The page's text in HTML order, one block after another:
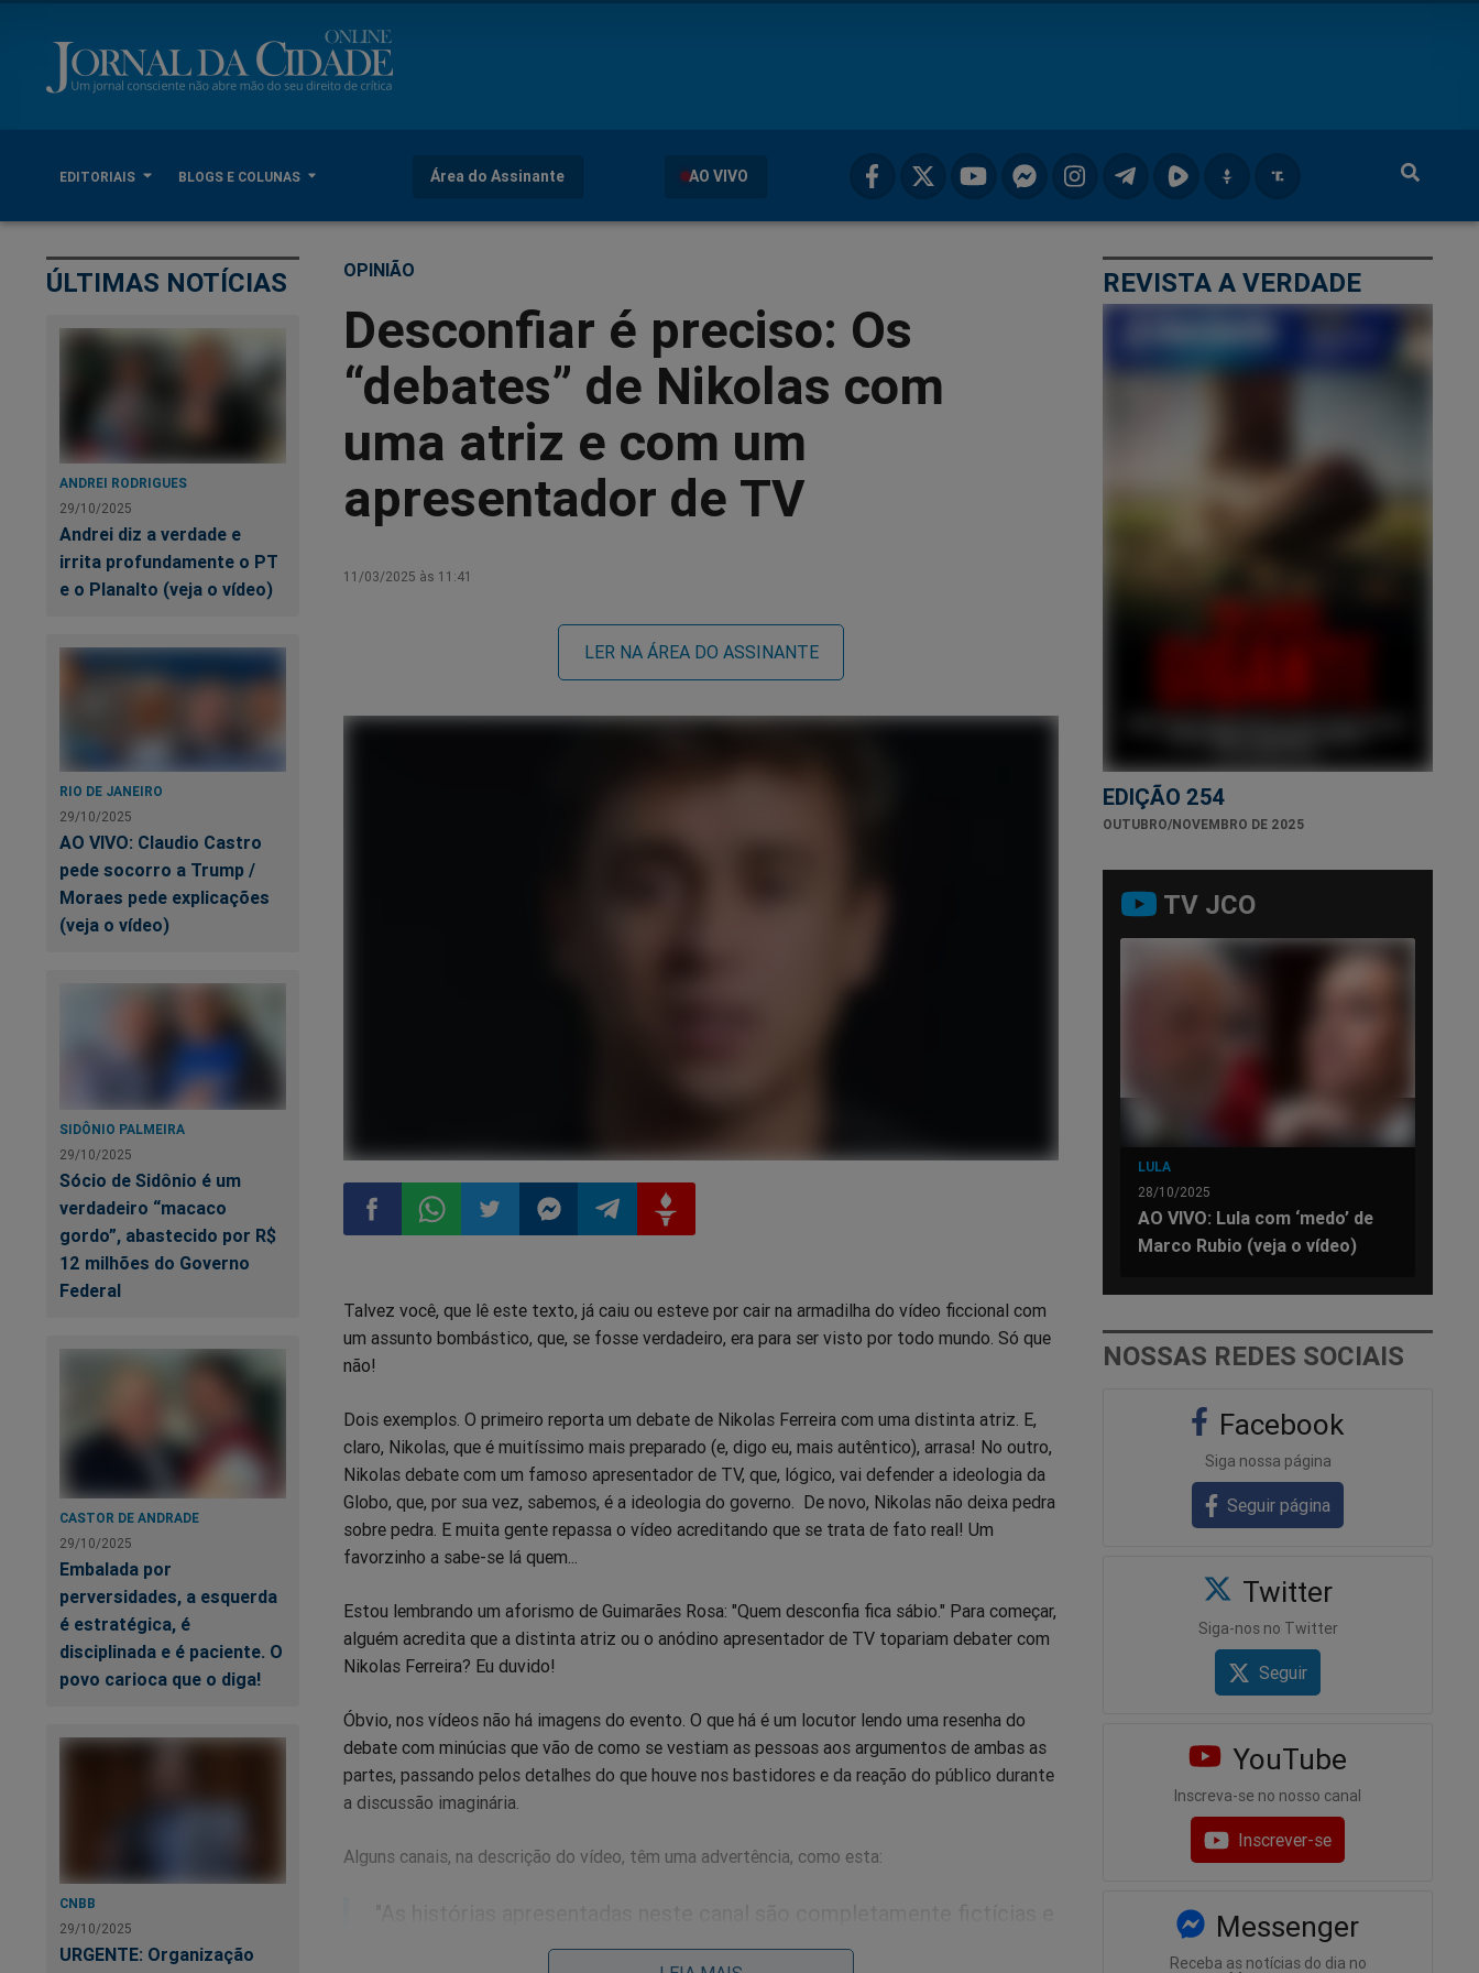
EDITORIAIS BLOGS E COLUNAS Área do Assinante AO VIVO
ÚLTIMAS NOTÍCIAS
ANDREI RODRIGUES
29/10/2025
Andrei diz a verdade e
irrita profundamente o PT
e o Planalto (veja o vídeo)
RIO DE JANEIRO
29/10/2025
AO VIVO: Claudio Castro
pede socorro a Trump /
Moraes pede explicações
(veja o vídeo)
SIDÔNIO PALMEIRA
29/10/2025
Sócio de Sidônio é um
verdadeiro “macaco
gordo”, abastecido por R$
12 milhões do Governo
Federal
CASTOR DE ANDRADE
29/10/2025
Embalada por
perversidades, a esquerda
é estratégica, é
disciplinada e é paciente. O
povo carioca que o diga!
CNBB
29/10/2025
URGENTE: Organização
OPINIÃO
Desconfiar é preciso: Os
“debates” de Nikolas com
uma atriz e com um
apresentador de TV
11/03/2025 às 11:41
LER NA ÁREA DO ASSINANTE
no
Facebook
no
no
no
no
no
Talvez você, que lê este texto, já caiu ou esteve por cair na armadilha do vídeo ficcional com
um assunto bombástico, que, se fosse verdadeiro, era para ser visto por todo mundo. Só que
não!
Dois exemplos. O primeiro reporta um debate de Nikolas Ferreira com uma distinta atriz. E,
claro, Nikolas, que é muitíssimo mais preparado (e, digo eu, mais autêntico), arrasa! No outro,
Nikolas debate com um famoso apresentador de TV, que, lógico, vai defender a ideologia da
Globo, que, por sua vez, sabemos, é a ideologia do governo. De novo, Nikolas não deixa pedra
sobre pedra. E muita gente repassa o vídeo acreditando que se trata de fato real! Um
favorzinho a sabe-se lá quem...
Estou lembrando um aforismo de Guimarães Rosa: "Quem desconfia fica sábio." Para começar,
alguém acredita que a distinta atriz ou o anódino apresentador de TV topariam debater com
Nikolas Ferreira? Eu duvido!
Óbvio, nos vídeos não há imagens do evento. O que há é um locutor lendo uma resenha do
debate com minúcias que vão de como se vestiam as pessoas aos argumentos de ambas as
partes, passando pelos detalhes do que houve nos bastidores e da reação do público durante
a discussão imaginária.
Alguns canais, na descrição do vídeo, têm uma advertência, como esta:
criadas exclusivamente para fins de entretenimento. Qualquer
REVISTA A VERDADE
EDIÇÃO 254
OUTUBRO/NOVEMBRO DE 2025
TV JCO
LULA
28/10/2025
AO VIVO: Lula com ‘medo’ de
Marco Rubio (veja o vídeo)
NOSSAS REDES SOCIAIS
Facebook
Siga nossa página
Seguir página
Twitter
Siga-nos no Twitter
Seguir
YouTube
Inscreva-se no nosso canal
Inscrever-se
Messenger
Receba as notícias do dia no